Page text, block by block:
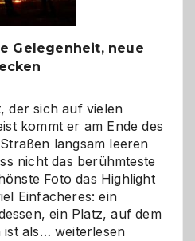
Gelegenheit, neue
der sich auf vielen
kommt er am Ende des
langsam leeren
nicht das berühmteste
Foto das Highlight
Einfacheres: ein
ein Platz, auf dem
ist als… Als
weiterlesen